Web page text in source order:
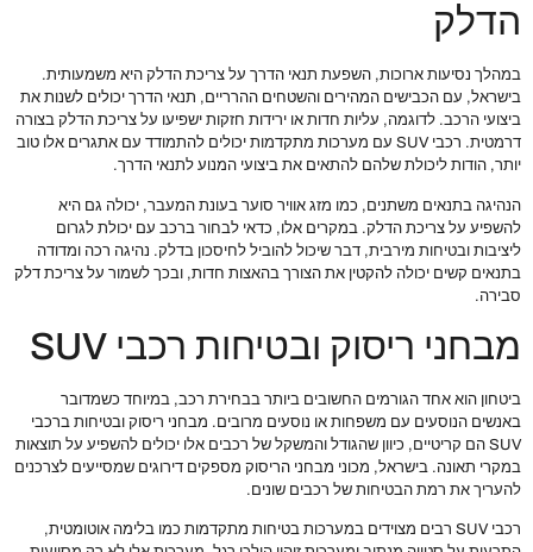
הדלק
במהלך נסיעות ארוכות, השפעת תנאי הדרך על צריכת הדלק היא משמעותית.
בישראל, עם הכבישים המהירים והשטחים ההרריים, תנאי הדרך יכולים לשנות את
ביצועי הרכב. לדוגמה, עליות חדות או ירידות חזקות ישפיעו על צריכת הדלק בצורה
דרמטית. רכבי SUV עם מערכות מתקדמות יכולים להתמודד עם אתגרים אלו טוב
יותר, הודות ליכולת שלהם להתאים את ביצועי המנוע לתנאי הדרך.
הנהיגה בתנאים משתנים, כמו מזג אוויר סוער בעונת המעבר, יכולה גם היא
להשפיע על צריכת הדלק. במקרים אלו, כדאי לבחור ברכב עם יכולת לגרום
ליציבות ובטיחות מירבית, דבר שיכול להוביל לחיסכון בדלק. נהיגה רכה ומדודה
בתנאים קשים יכולה להקטין את הצורך בהאצות חדות, ובכך לשמור על צריכת דלק
סבירה.
מבחני ריסוק ובטיחות רכבי SUV
ביטחון הוא אחד הגורמים החשובים ביותר בבחירת רכב, במיוחד כשמדובר
באנשים הנוסעים עם משפחות או נוסעים מרובים. מבחני ריסוק ובטיחות ברכבי
SUV הם קריטיים, כיוון שהגודל והמשקל של רכבים אלו יכולים להשפיע על תוצאות
במקרי תאונה. בישראל, מכוני מבחני הריסוק מספקים דירוגים שמסייעים לצרכנים
להעריך את רמת הבטיחות של רכבים שונים.
רכבי SUV רבים מצוידים במערכות בטיחות מתקדמות כמו בלימה אוטומטית,